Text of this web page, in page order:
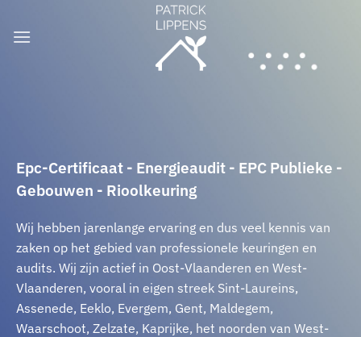
Epc-Certificaat - Energieaudit - EPC Publieke -
Gebouwen - Rioolkeuring
Wij hebben jarenlange ervaring en dus veel kennis van
zaken op het gebied van professionele keuringen en
audits. Wij zijn actief in Oost-Vlaanderen en West-
Vlaanderen, vooral in eigen streek Sint-Laureins,
Assenede, Eeklo, Evergem, Gent, Maldegem,
Waarschoot, Zelzate, Kaprijke, het noorden van West-